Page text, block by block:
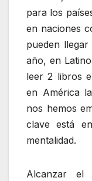
para los
en naciones
pueden
año, en
leer 2 libros
en América
nos hemos
clave está
mentalidad.
Alcanzar el